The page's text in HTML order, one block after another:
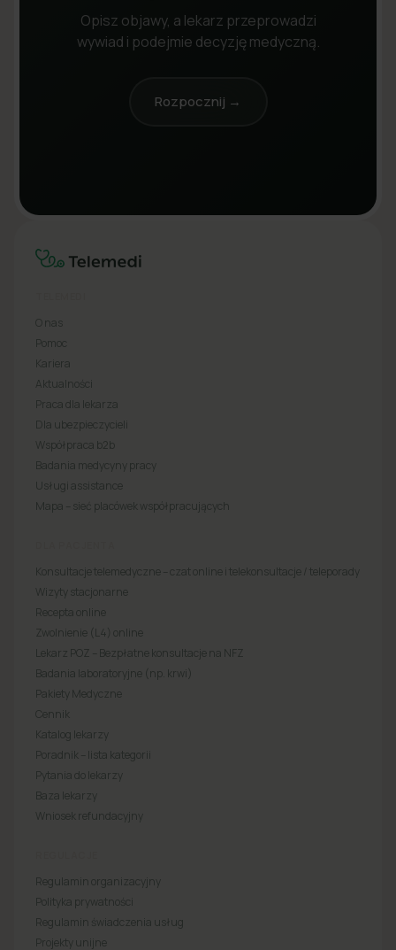
Opisz objawy, a lekarz przeprowadzi
wywiad i podejmie decyzję medyczną.
Rozpocznij →
O nas
Pomoc
Kariera
Aktualności
Praca dla lekarza
Dla ubezpieczycieli
Współpraca b2b
Badania medycyny pracy
Usługi assistance
Mapa – sieć placówek współpracujących
Konsultacje telemedyczne – czat online i telekonsultacje / teleporady
Wizyty stacjonarne
Recepta online
Zwolnienie (L4) online
Lekarz POZ – Bezpłatne konsultacje na NFZ
Badania laboratoryjne (np. krwi)
Pakiety Medyczne
Cennik
Katalog lekarzy
Poradnik – lista kategorii
Pytania do lekarzy
Baza lekarzy
Wniosek refundacyjny
Regulamin organizacyjny
Polityka prywatności
Regulamin świadczenia usług
Projekty unijne